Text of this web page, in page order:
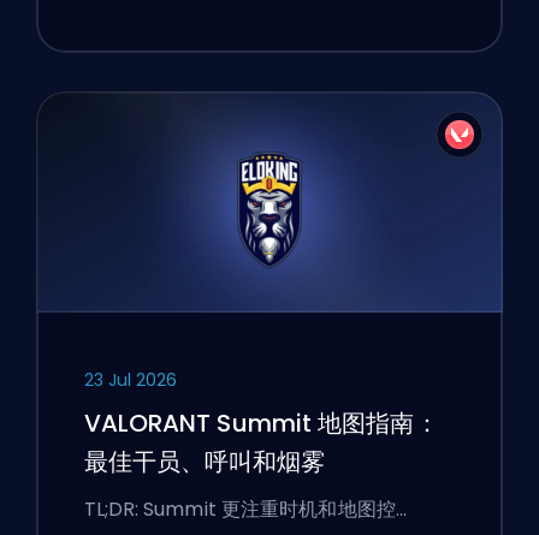
23 Jul 2026
VALORANT Summit 地图指南：
最佳干员、呼叫和烟雾
TL;DR: Summit 更注重时机和地图控…